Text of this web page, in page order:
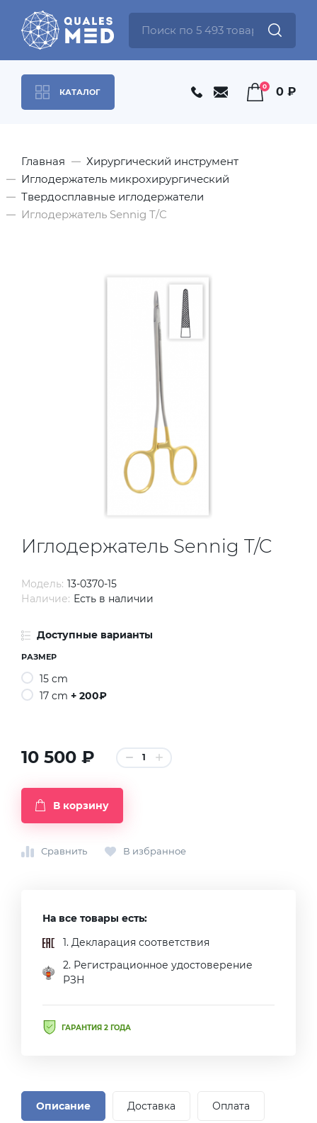
КАТАЛОГ
0 0 ₽
Главная
Хирургический инструмент
Иглодержатель микрохирургический
Твердосплавные иглодержатели
Иглодержатель Sennig T/C
Иглодержатель Sennig T/C
Модель: 13-0370-15
Наличие: Есть в наличии
Доступные варианты
РАЗМЕР
15 cm
17 cm + 200₽
10 500 ₽ 1
В корзину
Сравнить В избранное
На все товары есть:
1. Декларация соответствия
2. Регистрационное удостоверение
РЗН
ГАРАНТИЯ 2 ГОДА
Описание Доставка Оплата